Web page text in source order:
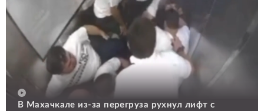
В Махачкале из-за перегруза рухнул лифт с